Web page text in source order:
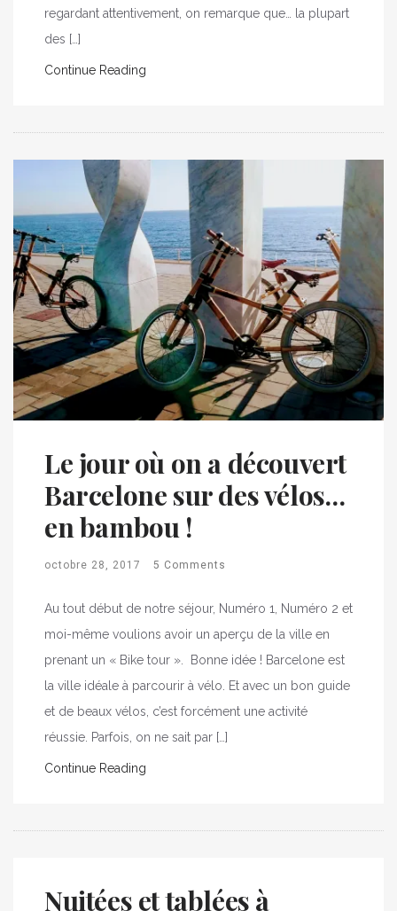
regardant attentivement, on remarque que… la plupart
des […]
Continue Reading
Le jour où on a découvert
Barcelone sur des vélos…
en bambou !
octobre 28, 2017 5 Comments
Au tout début de notre séjour, Numéro 1, Numéro 2 et
moi-même voulions avoir un aperçu de la ville en
prenant un « Bike tour ». Bonne idée ! Barcelone est
la ville idéale à parcourir à vélo. Et avec un bon guide
et de beaux vélos, c’est forcément une activité
réussie. Parfois, on ne sait par […]
Continue Reading
Nuitées et tablées à